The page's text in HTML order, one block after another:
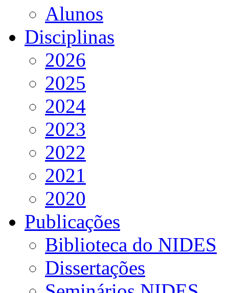
Alunos
Disciplinas
2026
2025
2024
2023
2022
2021
2020
Publicações
Biblioteca do NIDES
Dissertações